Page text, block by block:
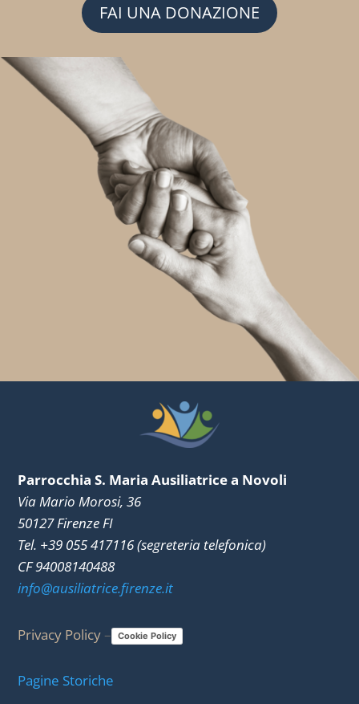
FAI UNA DONAZIONE
Parrocchia S. Maria Ausiliatrice a Novoli
Via Mario Morosi, 36
50127 Firenze FI
Tel. +39 055 417116 (segreteria telefonica)
CF 94008140488
info@ausiliatrice.firenze.it
Privacy Policy – Cookie Policy
Pagine Storiche